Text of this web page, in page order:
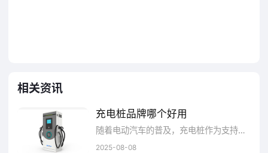
大一些。
相关资讯
充电桩品牌哪个好用
随着电动汽车的普及，充电桩作为支持电动车充电的基础设施越来越受到关注。市场上涌现了多个充电桩品牌，它们各具特色、技术创新，为用户提供便捷、高效的充电体验。选择一个好用的充电桩品牌至关重要，它关系到充电效率、安全性以及充电桩的耐用性。
2025-08-08